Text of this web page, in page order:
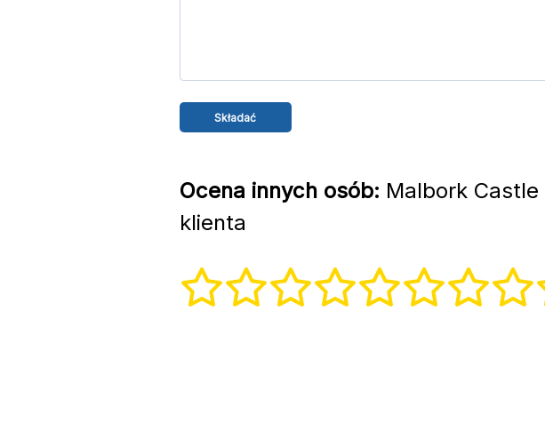
Ocena innych osób: Malbork Castle
klienta